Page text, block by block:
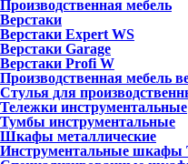
Производственная мебель
Верстаки
Верстаки Expert WS
Верстаки Garage
Верстаки Profi W
Производственная мебель
Стулья для
Тележки инструментальные
Тумбы инструментальные
Шкафы металлические
Инструментальные шкафы